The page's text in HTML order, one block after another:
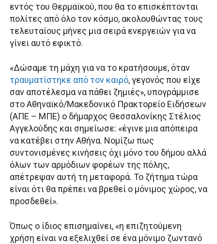
εντός του Θερμαϊκού, που θα το επισκέπτονται
πολίτες από όλο τον κόσμο, ακολουθώντας τους
τελευταίους μήνες μια σειρά ενεργειών για να
γίνει αυτό εφικτό.
«Δώσαμε τη μάχη για να το κρατήσουμε, όταν
τραυματίστηκε από τον καιρό, γεγονός που είχε
σαν αποτέλεσμα να πάθει ζημιές», υπογράμμισε
στο Αθηναϊκό/Μακεδονικό Πρακτορείο Ειδήσεων
(ΑΠΕ – ΜΠΕ) ο δήμαρχος Θεσσαλονίκης Στέλιος
Αγγελούδης και σημείωσε: «έγινε μια απόπειρα
να κατέβει στην Αθήνα. Νομίζω πως
συντονισμένες κινήσεις όχι μόνο του δήμου αλλά
όλων των αρμόδιων φορέων της πόλης,
απέτρεψαν αυτή τη μεταφορά. Το ζήτημα τώρα
είναι ότι θα πρέπει να βρεθεί ο μόνιμος χώρος, να
προσδεθεί».
Όπως ο ίδιος επισημαίνει, «η επιζητούμενη
χρήση είναι να εξελιχθεί σε ένα μόνιμο ζωντανό